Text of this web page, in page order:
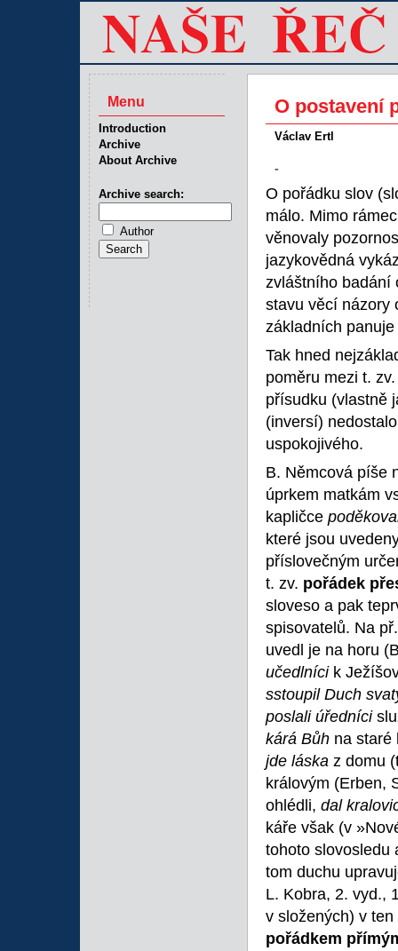
O postavení
Václav Ertl
-
O pořádku slov
málo. Mimo
věnovaly
jazykovědná
zvláštního badání
stavu věcí názory
základních
Tak hned
poměru mezi t.
přísudku (vlastně
(inversí)
uspokojivého.
B. Němcová píše
úprkem matkám
kapličce
které jsou
příslovečným
t. zv. pořádek
sloveso a pak
spisovatelů. Na
uvedl je na horu
učedlnícik
sstoupil Duch
poslali úředníci
kárá Bůh na staré
jde láska z domu
královým (Erben,
ohlédli, dal
káře však (v
tohoto slovosledu
tom duchu
L. Kobra, 2. vyd.,
v složených) v
pořádkem
Menu
Introduction
Archive
About Archive
Archive search:
Author